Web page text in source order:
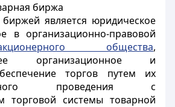
биржа
является юридическое
в организационно-правовой
общества,
организационное и
торгов путем их
проведения с
торговой системы товарной